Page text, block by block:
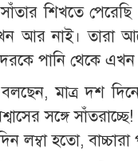
শিখতে
আর নাই। তারা
পানি থেকে এখন
মাত্র দশ
সঙ্গে
লম্বা হতো,